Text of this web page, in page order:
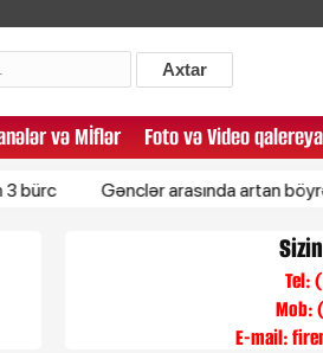
Axtar
və Mİflər Foto və Video qalereya
Gənclər arasında artan böyrək
Tel:
Mob:
E-mail: